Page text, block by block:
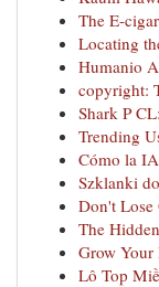
The E-
Locating
Humanio
copyright:
Shark P
Trending
Cómo la
Szklanki
Don't
The
Grow Your
Lô Top